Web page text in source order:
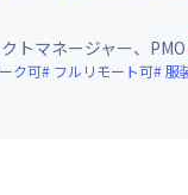
トマネージャー、PMO
ク可 フルリモート可 服